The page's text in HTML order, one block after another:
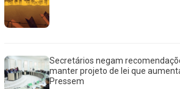
Secretários negam
manter projeto de lei que
Pressem